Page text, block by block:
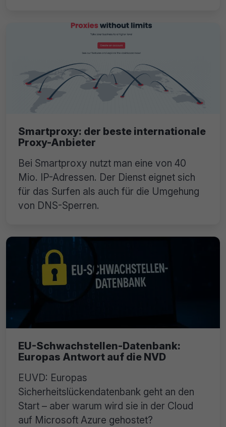
Smartproxy: der beste internationale
Proxy-Anbieter
Bei Smartproxy nutzt man eine von 40
Mio. IP-Adressen. Der Dienst eignet sich
für das Surfen als auch für die Umgehung
von DNS-Sperren.
EU-Schwachstellen-Datenbank:
Europas Antwort auf die NVD
EUVD: Europas
Sicherheitslückendatenbank geht an den
Start – aber warum wird sie in der Cloud
auf Microsoft Azure gehostet?